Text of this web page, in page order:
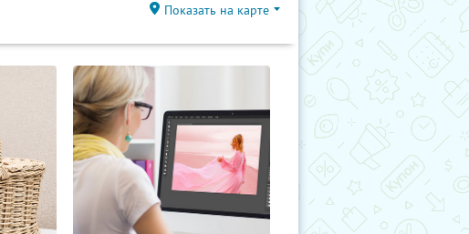
Показать на карте